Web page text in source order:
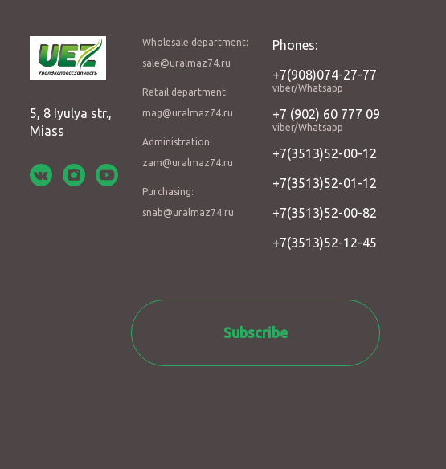
5, 8 Iyulya str.,
Miass
Wholesale department:
sale@uralmaz74.ru
Retail department:
mag@uralmaz74.ru
Administration:
zam@uralmaz74.ru
Purchasing:
snab@uralmaz74.ru
Phones:
+7(908)074-27-77
viber/Whatsapp
+7 (902) 60 777 09
viber/Whatsapp
+7(3513)52-00-12
+7(3513)52-01-12
+7(3513)52-00-82
+7(3513)52-12-45
Subscribe